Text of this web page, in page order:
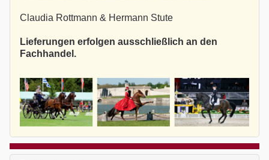
Claudia Rottmann & Hermann Stute
Lieferungen erfolgen ausschließlich an den
Fachhandel.